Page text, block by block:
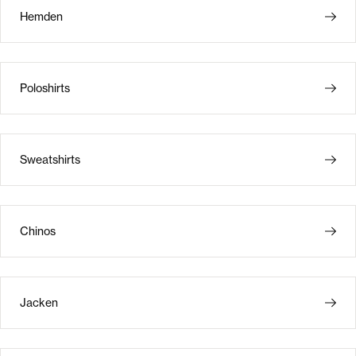
Hemden
Poloshirts
Sweatshirts
Chinos
Jacken